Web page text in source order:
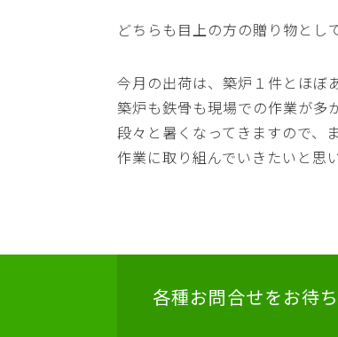
どちらも目上の方の贈り物とし
今月の出荷は、築炉１件とほぼ
築炉も鉄骨も現場での作業が多
段々と暑くなってきますので、
作業に取り組んでいきたいと思
各種お問合せをお待